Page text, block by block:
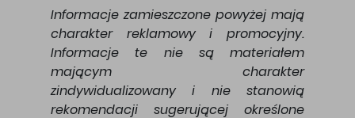
Informacje zamieszczone powyżej mają
charakter reklamowy i promocyjny.
Informacje te nie są materiałem
mającym charakter
zindywidualizowany i nie stanowią
rekomendacji sugerującej określone